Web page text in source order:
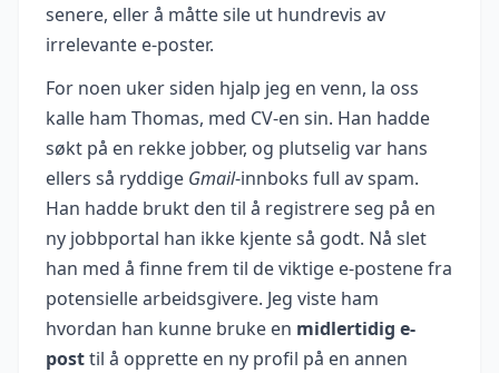
senere, eller å måtte sile ut hundrevis av
irrelevante e-poster.
For noen uker siden hjalp jeg en venn, la oss
kalle ham Thomas, med CV-en sin. Han hadde
søkt på en rekke jobber, og plutselig var hans
ellers så ryddige Gmail-innboks full av spam.
Han hadde brukt den til å registrere seg på en
ny jobbportal han ikke kjente så godt. Nå slet
han med å finne frem til de viktige e-postene fra
potensielle arbeidsgivere. Jeg viste ham
hvordan han kunne bruke en midlertidig e-
posttil å opprette en ny profil på en annen